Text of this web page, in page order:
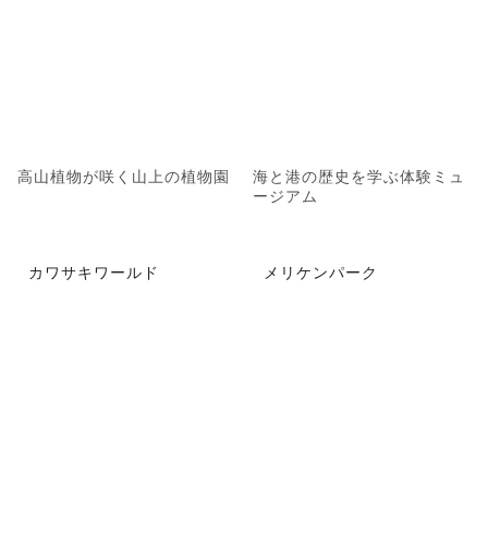
高山植物が咲く山上の植物園
海と港の歴史を学ぶ体験ミュ
ージアム
カワサキワールド メリケンパーク